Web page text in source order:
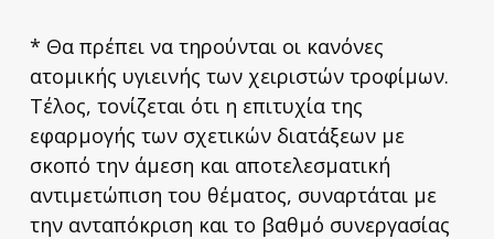
* Θα πρέπει να τηρούνται οι κανόνες
ατομικής υγιεινής των χειριστών τροφίμων.
Τέλος, τονίζεται ότι η επιτυχία της
εφαρμογής των σχετικών διατάξεων με
σκοπό την άμεση και αποτελεσματική
αντιμετώπιση του θέματος, συναρτάται με
την ανταπόκριση και το βαθμό συνεργασίας